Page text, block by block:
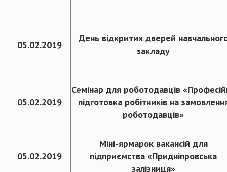
05.02.2019
День відкритих дверей
закладу
05.02.2019
Семінар для роботодавців
підготовка робітників на
роботодавців»
05.02.2019
Міні-ярмарок вакансій для
підприємства «Придніпровська
залізниця»